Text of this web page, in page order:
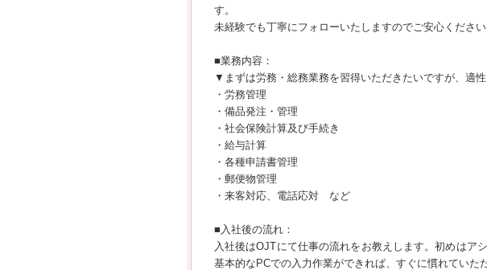
す。
未経験でも丁寧にフォローいたしますのでご安心ください
■業務内容：
▼まずは労務・総務業務を習得いただきたいですが、適
・労務管理
・備品発注・管理
・社会保険計算及び手続き
・給与計算
・各種申請書管理
・郵便物管理
・来客対応、電話応対 など
■入社後の流れ：
入社後はOJTにて仕事の流れをお教えします。初めはア
基本的なPCでの入力作業ができれば、すぐに慣れていた